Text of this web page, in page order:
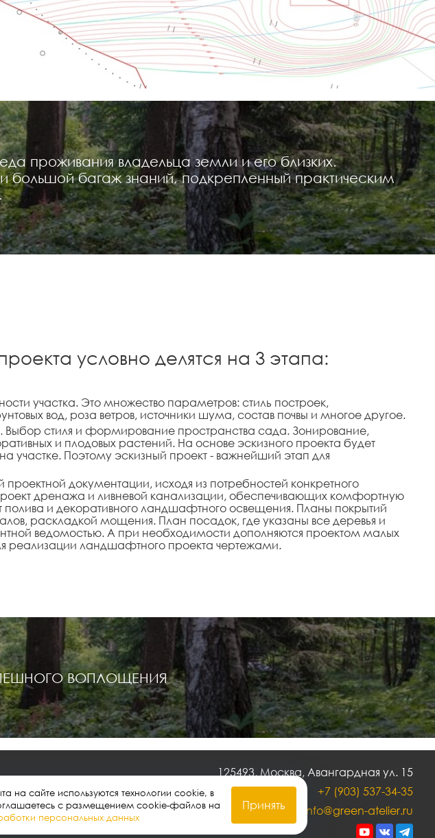
проживания владельца земли и его близких.
большой багаж знаний, подкрепленный практическим
условно делятся на 3 этапа:
участка. Это множество параметров: стиль построек,
вод, роза ветров, источники шума, состав почвы и многое другое.
Выбор стиля и формирование пространства сада. Зонирование,
и плодовых растений. На основе эскизного проекта будет
участке. Поэтому эскизный проект - важнейший этап для
проектной документации, исходя из потребностей конкретного
дренажа и ливневой канализации, обеспечивающих комфортную
полива и декоративного ландшафтного освещения. Планы покрытий
раскладкой мощения. План посадок, где указаны все деревья и
ведомостью. А при необходимости дополняются проектом малых
реализации ландшафтного проекта чертежами.
ВОПЛОЩЕНИЯ
125493, Москва, Авангардная ул. 15
+7 (903) 537-34-35
info@green-atelier.ru
на сайте используются технологии cookie, в
с размещением cookie-файлов на
персональных данных
Принять